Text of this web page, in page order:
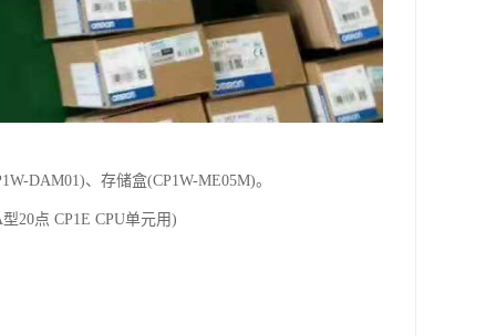
DAM01)、存储盒(CP1W-ME05M)。
20点 CP1E CPU单元用)